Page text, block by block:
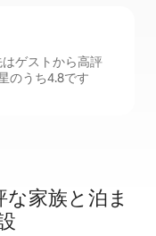
ゲストから高評
のうち4.8です
家族と泊ま